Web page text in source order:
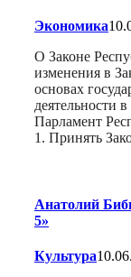
Экономика
О Законе
изменения в
основах
деятельности
Парламент
1. Принять
Анатолий
5»
Культура